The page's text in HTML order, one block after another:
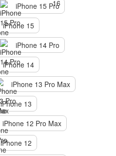
iPhone 15 Pro
iPhone 15
iPhone 14 Pro
iPhone 14
iPhone 13 Pro Max
iPhone 13
iPhone 12 Pro Max
iPhone 12